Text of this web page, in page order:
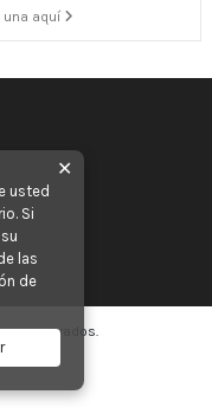
una aquí
reservados.
✕
usted
Si
las
de